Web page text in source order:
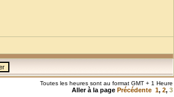
Toutes les heures sont au format GMT + 1 Heure
Aller à la page Précédente 1, 2, 3